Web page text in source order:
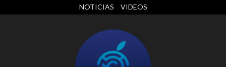
NOTICIAS VIDEOS